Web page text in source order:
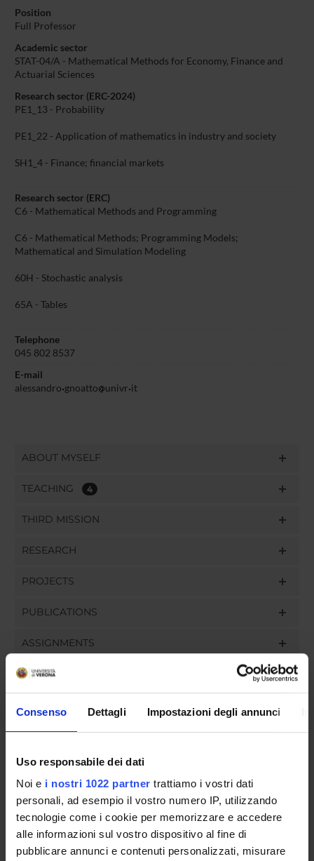
Consenso Dettagli Impostazioni degli annunci
Uso responsabile dei dati
Noi e i nostri 1022 partner trattiamo i vostri dati
personali, ad esempio il vostro numero IP, utilizzando
tecnologie come i cookie per memorizzare e accedere
alle informazioni sul vostro dispositivo al fine di
pubblicare annunci e contenuti personalizzati, misurare
Position
Full Professor
Academic sector
STAT-04/A - Mathematical Methods for Economy, Finance and
Actuarial Sciences
Research sector (ERC-2024)
PE1_13 - Probability
PE1_22 - Application of mathematics in industry and society
SH1_4 - Finance; financial markets
Research sector (ERC)
C6 - Mathematical Methods and Programming
C6 - Mathematical Methods; Programming Models;
Mathematical and Simulation Modeling
60H - Stochastic analysis
65A - Tables
Telephone
045 802 8537
E-mail
alessandro gnoatto univr it
ABOUT MYSELF
TEACHING 4
THIRD MISSION
RESEARCH
PROJECTS
PUBLICATIONS
ASSIGNMENTS
ORGANISATION
COMMITTEES
DEPARTMENT ADMINISTRATION OFFICES
STUDENT ADMINISTRATION OFFICES